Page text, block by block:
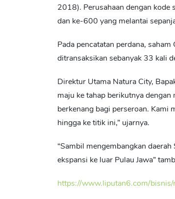
2018). Perusahaan dengan kode
dan ke-600 yang melantai
Pada pencatatan perdana,
ditransaksikan sebanyak 33 kali
Direktur Utama Natura City,
maju ke tahap berikutnya
berkenang bagi perseroan. Kami
hingga ke titik ini,” ujarnya.
“Sambil mengembangkan
ekspansi ke luar Pulau Jawa”
https://www.liputan6.com/